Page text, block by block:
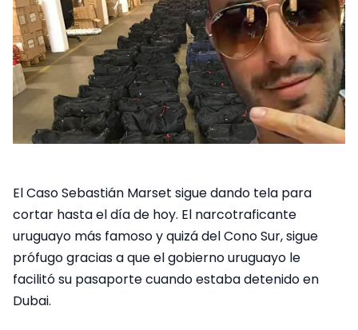
El Caso Sebastián Marset sigue dando tela para
cortar hasta el día de hoy. El narcotraficante
uruguayo más famoso y quizá del Cono Sur, sigue
prófugo gracias a que el gobierno uruguayo le
facilitó su pasaporte cuando estaba detenido en
Dubai.